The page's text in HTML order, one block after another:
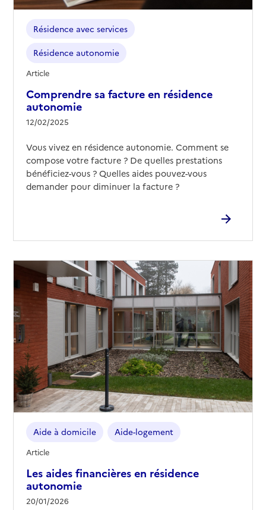
Comprendre sa facture en résidence
autonomie
12/02/2025
Résidence avec services
Résidence autonomie
Article
Vous vivez en résidence autonomie. Comment se
compose votre facture ? De quelles prestations
bénéficiez-vous ? Quelles aides pouvez-vous
demander pour diminuer la facture ?
Les aides financières en résidence
autonomie
20/01/2026
Aide à domicile Aide-logement
Article